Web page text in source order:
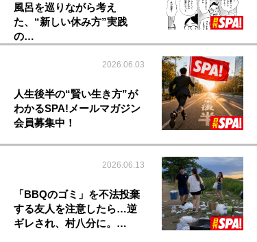
風呂を巡りながら考え
た、“新しい休み方”実践
の…
2026.06.03
人生後半の“賢い生き方”が
わかるSPA!メールマガジン
会員募集中！
2026.06.13
「BBQのゴミ」を不法投棄
する友人を注意したら…逆
ギレされ、村八分に。…